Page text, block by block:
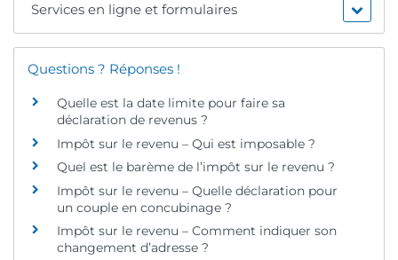
Services en ligne et formulaires
Questions ? Réponses !
Quelle est la date limite pour faire sa
déclaration de revenus ?
Impôt sur le revenu – Qui est imposable ?
Quel est le barème de l’impôt sur le revenu ?
Impôt sur le revenu – Quelle déclaration pour
un couple en concubinage ?
Impôt sur le revenu – Comment indiquer son
changement d’adresse ?